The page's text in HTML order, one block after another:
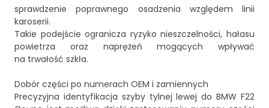
sprawdzenie poprawnego osadzenia względem linii
karoserii.
Takie podejście ogranicza ryzyko nieszczelności, hałasu
powietrza oraz naprężeń mogących wpływać
na trwałość szkła.
Dobór części po numerach OEM i zamiennych
Precyzyjna identyfikacja szyby tylnej lewej do BMW F22